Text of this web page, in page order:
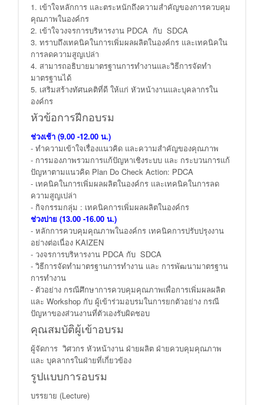
1. เข้าใจหลักการ และตระหนักถึงความสำคัญของการควบคุม
คุณภาพในองค์กร
2. เข้าใจวงจรการบริหารงาน PDCA กับ SDCA
3. ทราบถึงเทคนิคในการเพิ่มผลผลิตในองค์กร และเทคนิคใน
การลดความสูญเปล่า
4. สามารถอธิบายมาตรฐานการทำงานและวิธีการจัดทำ
มาตรฐานได้
5. เสริมสร้างทัศนคติที่ดี ให้แก่ หัวหน้างานและบุคลากรใน
องค์กร
หัวข้อการฝีกอบรม
ช่วงเช้า (9.00 -12.00 น.)
- ทำความเข้าใจเรื่องแนวคิด และความสำคัญของคุณภาพ
- การมองภาพรวมการแก้ปัญหาเชิงระบบ และ กระบวนการแก้
ปัญหาตามแนวคิด Plan Do Check Action: PDCA
- เทคนิคในการเพิ่มผลผลิตในองค์กร และเทคนิคในการลด
ความสูญเปล่า
- กิจกรรมกลุ่ม : เทคนิคการเพิ่มผลผลิตในองค์กร
ช่วงบ่าย (13.00 -16.00 น.)
- หลักการควบคุมคุณภาพในองค์กร เทคนิคการปรับปรุงงาน
อย่างต่อเนื่อง KAIZEN
- วงจรการบริหารงาน PDCA กับ SDCA
- วิธีการจัดทำมาตรฐานการทำงาน และ การพัฒนามาตรฐาน
การทำงาน
- ตัวอย่าง กรณีศึกษาการควบคุมคุณภาพเพื่อการเพิ่มผลผลิต
และ Workshop กับ ผู้เข้าร่วมอบรมในการยกตัวอย่าง กรณี
ปัญหาของส่วนงานที่ตัวเองรับผิดชอบ
คุณสมบัติผู้เข้าอบรม
ผู้จัดการ วิศวกร หัวหน้างาน ฝ่ายผลิต ฝ่ายควบคุมคุณภาพ
และ บุคลากรในฝ่ายที่เกี่ยวข้อง
รูปแบบการอบรม
บรรยาย (Lecture)